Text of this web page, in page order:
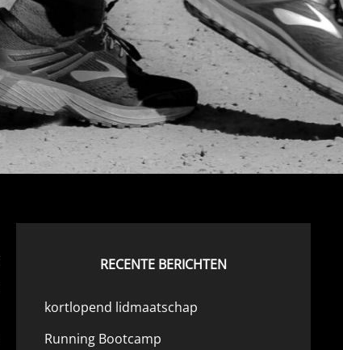
RECENTE BERICHTEN
kortlopend lidmaatschap
Running Bootcamp